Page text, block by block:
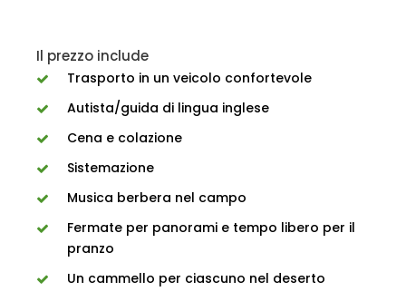
Il prezzo include
Trasporto in un veicolo confortevole
Autista/guida di lingua inglese
Cena e colazione
Sistemazione
Musica berbera nel campo
Fermate per panorami e tempo libero per il
pranzo
Un cammello per ciascuno nel deserto